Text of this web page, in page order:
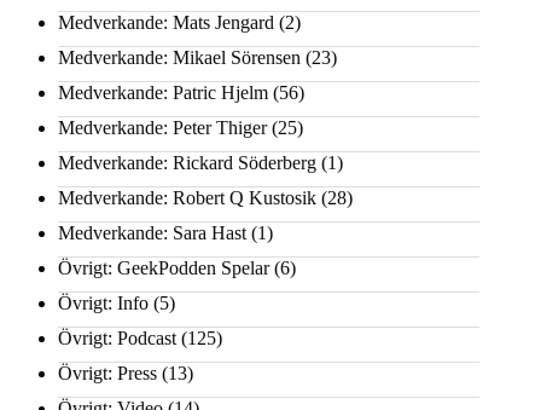
Medverkande: Mats Jengard (2)
Medverkande: Mikael Sörensen (23)
Medverkande: Patric Hjelm (56)
Medverkande: Peter Thiger(25)
Medverkande: Rickard Söderberg (1)
Medverkande: Robert Q Kustosik (28)
Medverkande: Sara Hast (1)
Övrigt: GeekPodden Spelar(6)
Övrigt: Info (5)
Övrigt: Podcast (125)
Övrigt: Press (13)